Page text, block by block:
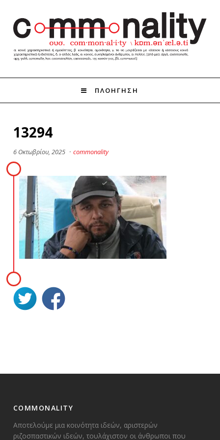
ΠΛΟΗΓΗΣΗ
13294
6 Οκτωβρίου, 2025 · commonality
COMMONALITY
Αποτελούμε μια κοινότητα ιδεών, αριστερών
ριζοσπαστικών ιδεών, τουλάχιστον οι άνθρωποι που